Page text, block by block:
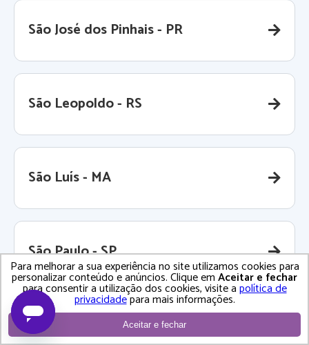
São José dos Pinhais - PR
São Leopoldo - RS
São Luís - MA
São Paulo - SP
São Pedro da Aldeia - RJ
Para melhorar a sua experiência no site utilizamos cookies para
personalizar conteúdo e anúncios. Clique emAceitar e fechar
para consentir a utilização dos cookies, visite apolítica de
privacidadepara mais informações.
Aceitar e fechar